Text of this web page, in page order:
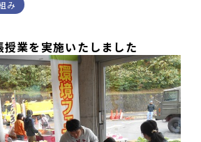
み
業を実施いたしました